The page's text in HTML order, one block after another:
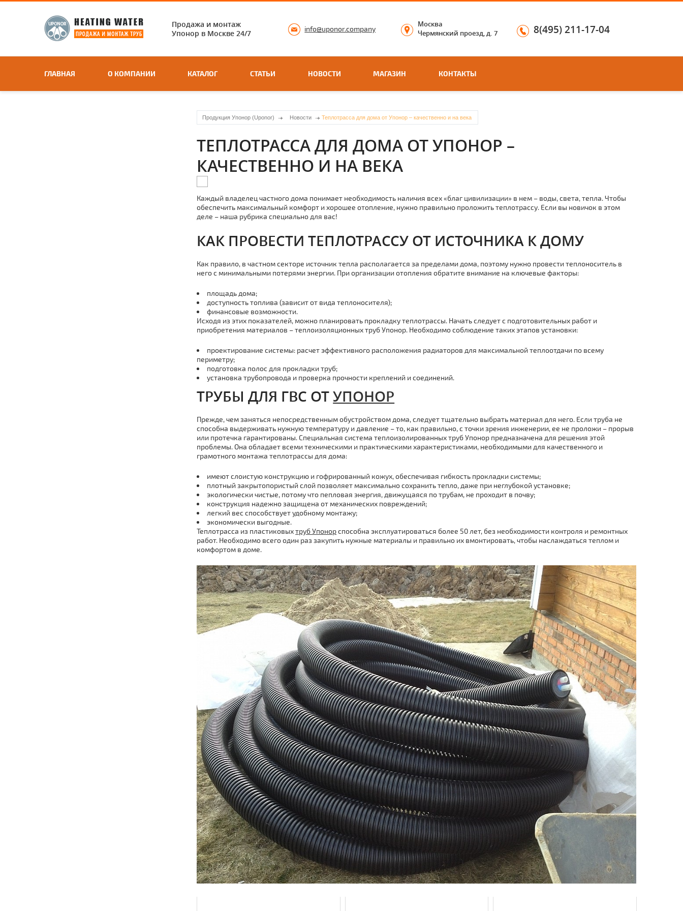
Продажа и монтаж
Упонор в Москве 24/7
info@uponor.company
Москва
Чермянский проезд, д. 7
8(495) 211-17-04
ГЛАВНАЯ О КОМПАНИИ КАТАЛОГ СТАТЬИ НОВОСТИ МАГАЗИН КОНТАКТЫ
Продукция Упонор (Uponor) Новости Теплотрасса для дома от Упонор – качественно и на века
ТЕПЛОТРАССА ДЛЯ ДОМА ОТ УПОНОР –
КАЧЕСТВЕННО И НА ВЕКА
Каждый владелец частного дома понимает необходимость наличия всех «благ цивилизации» в нем – воды, света, тепла. Чтобы
обеспечить максимальный комфорт и хорошее отопление, нужно правильно проложить теплотрассу. Если вы новичок в этом
деле – наша рубрика специально для вас!
КАК ПРОВЕСТИ ТЕПЛОТРАССУ ОТ ИСТОЧНИКА К ДОМУ
Как правило, в частном секторе источник тепла располагается за пределами дома, поэтому нужно провести теплоноситель в
него с минимальными потерями энергии. При организации отопления обратите внимание на ключевые факторы:
площадь дома;
доступность топлива (зависит от вида теплоносителя);
финансовые возможности.
Исходя из этих показателей, можно планировать прокладку теплотрассы. Начать следует с подготовительных работ и
приобретения материалов – теплоизоляционных труб Упонор. Необходимо соблюдение таких этапов установки:
проектирование системы: расчет эффективного расположения радиаторов для максимальной теплоотдачи по всему
периметру;
подготовка полос для прокладки труб;
установка трубопровода и проверка прочности креплений и соединений.
ТРУБЫ ДЛЯ ГВС ОТУПОНОР
Прежде, чем заняться непосредственным обустройством дома, следует тщательно выбрать материал для него. Если труба не
способна выдерживать нужную температуру и давление – то, как правильно, с точки зрения инженерии, ее не проложи – прорыв
или протечка гарантированы. Специальная система теплоизолированных труб Упонор предназначена для решения этой
проблемы. Она обладает всеми техническими и практическими характеристиками, необходимыми для качественного и
грамотного монтажа теплотрассы для дома:
имеют слоистую конструкцию и гофрированный кожух, обеспечивая гибкость прокладки системы;
плотный закрытопористый слой позволяет максимально сохранить тепло, даже при неглубокой установке;
экологически чистые, потому что пепловая энергия, движущаяся по трубам, не проходит в почву;
конструкция надежно защищена от механических повреждений;
легкий вес способствует удобному монтажу;
экономически выгодные.
Теплотрасса из пластиковыхтруб Упонорспособна эксплуатироваться более 50 лет, без необходимости контроля и ремонтных
работ. Необходимо всего один раз закупить нужные материалы и правильно их вмонтировать, чтобы наслаждаться теплом и
комфортом в доме.